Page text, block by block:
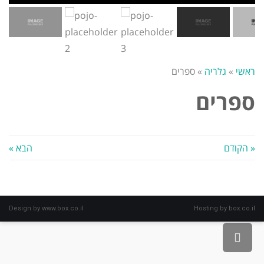
ראשי » גלריה » ספרים
ספרים
« הקודם הבא »
Hosting by box.co.il
Design by www.box.co.il
לראש